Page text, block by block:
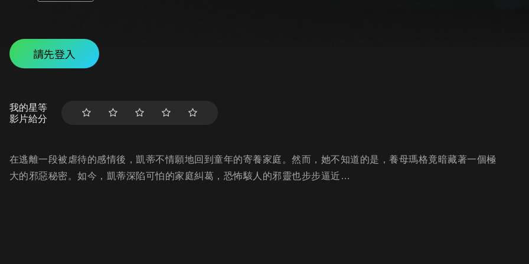
請先登入
我的星等
影片給分
在逃離一段被虐待的感情後，凱蒂不情願地回到童年的寄養家庭。然而，她不知道的是，養母瑪格竟暗藏著一個極
大的邪惡秘密。如今，凱蒂深陷可怕的家庭糾葛，恐怖駭人的邪靈也步步逼近…